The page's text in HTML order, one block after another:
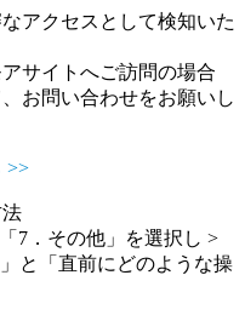
アクセスとして検知いた
サイトへご訪問の場合
お問い合わせをお願いし
>>
7．その他」を選択し >
と「直前にどのような操